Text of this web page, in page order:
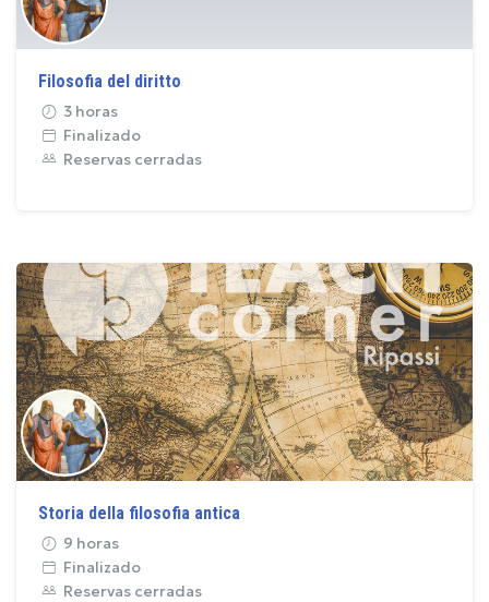
Filosofia del diritto
3 horas
Finalizado
Reservas cerradas
Storia della filosofia antica
9 horas
Finalizado
Reservas cerradas